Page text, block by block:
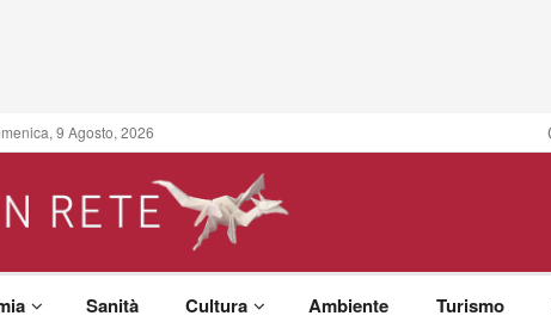
9 Agosto, 2026
Sanità Cultura Ambiente Turismo